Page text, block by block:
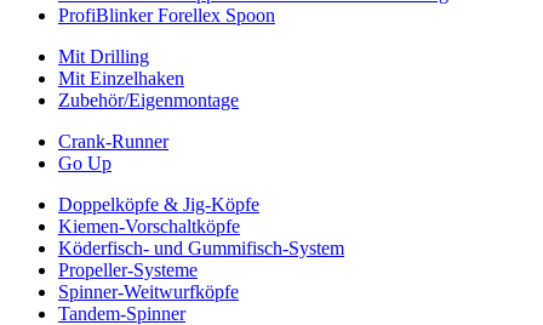
ProfiBlinker Forellex Spoon
Mit Drilling
Mit Einzelhaken
Zubehör/Eigenmontage
Crank-Runner
Go Up
Doppelköpfe & Jig-Köpfe
Kiemen-Vorschaltköpfe
Köderfisch- und Gummifisch-System
Propeller-Systeme
Spinner-Weitwurfköpfe
Tandem-Spinner